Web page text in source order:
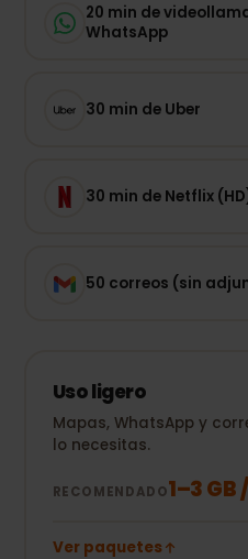
20 min de
WhatsApp
30 min de Uber
30 min de Netflix
50 correos (sin
Uso ligero
Mapas, WhatsApp y
lo necesitas.
RECOMENDADO1–3
Ver paquetes